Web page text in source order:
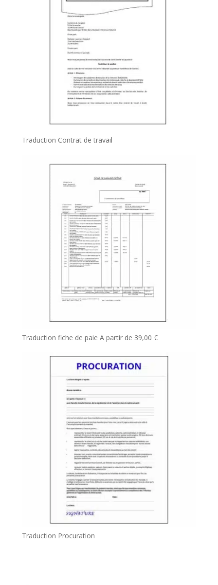
Traduction Contrat de travail
Traduction fiche de paie A partir de 39,00 €
Traduction Procuration